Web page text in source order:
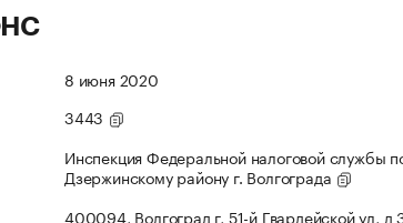
8 июня 2020
3443
Инспекция Федеральной налоговой службы
Дзержинскому району г. Волгограда
400094, Волгоград г, 51-й Гвардейской ул, д